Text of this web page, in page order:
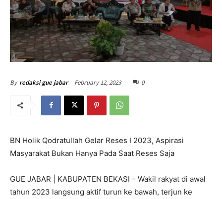
By redaksi gue jabar February 12, 2023 0
BN Holik Qodratullah Gelar Reses I 2023, Aspirasi
Masyarakat Bukan Hanya Pada Saat Reses Saja
GUE JABAR | KABUPATEN BEKASI – Wakil rakyat di awal
tahun 2023 langsung aktif turun ke bawah, terjun ke